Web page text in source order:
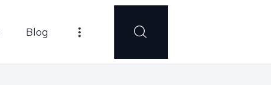
Blog